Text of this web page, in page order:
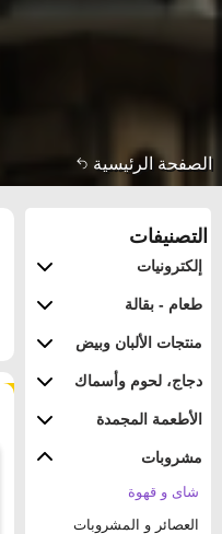
الصفحة الرئيسية
التصنيفات
إلكترونيات
طعام - بقالة
منتجات الألبان وبيض
دجاج، لحوم وأسماك
الأطعمة المجمدة
مشروبات
شاى و قهوة
العصائر و المشروبات